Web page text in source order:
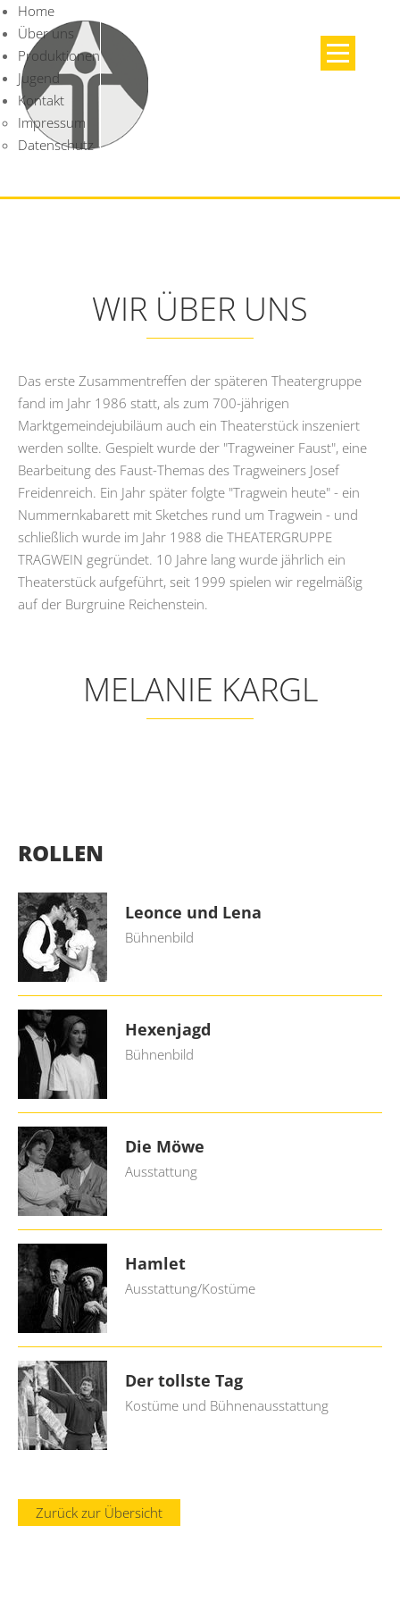
Home
Über uns
Produktionen
Jugend
Kontakt
Impressum
Datenschutz
WIR ÜBER UNS
Das erste Zusammentreffen der späteren Theatergruppe
fand im Jahr 1986 statt, als zum 700-jährigen
Marktgemeindejubiläum auch ein Theaterstück inszeniert
werden sollte. Gespielt wurde der "Tragweiner Faust", eine
Bearbeitung des Faust-Themas des Tragweiners Josef
Freidenreich. Ein Jahr später folgte "Tragwein heute" - ein
Nummernkabarett mit Sketches rund um Tragwein - und
schließlich wurde im Jahr 1988 die THEATERGRUPPE
TRAGWEIN gegründet. 10 Jahre lang wurde jährlich ein
Theaterstück aufgeführt, seit 1999 spielen wir regelmäßig
auf der Burgruine Reichenstein.
MELANIE KARGL
ROLLEN
Leonce und Lena
Bühnenbild
Hexenjagd
Bühnenbild
Die Möwe
Ausstattung
Hamlet
Ausstattung/Kostüme
Der tollste Tag
Kostüme und Bühnenausstattung
Zurück zur Übersicht